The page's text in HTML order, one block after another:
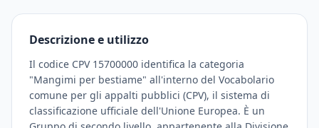
Descrizione e utilizzo
Il codice CPV 15700000 identifica la categoria
"Mangimi per bestiame" all'interno del Vocabolario
comune per gli appalti pubblici (CPV), il sistema di
classificazione ufficiale dell'Unione Europea. È un